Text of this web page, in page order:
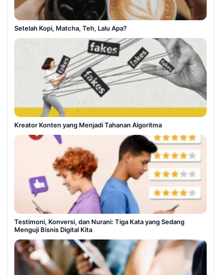
Setelah Kopi, Matcha, Teh, Lalu Apa?
Kreator Konten yang Menjadi Tahanan Algoritma
Testimoni, Konversi, dan Nurani: Tiga Kata yang Sedang
Menguji Bisnis Digital Kita